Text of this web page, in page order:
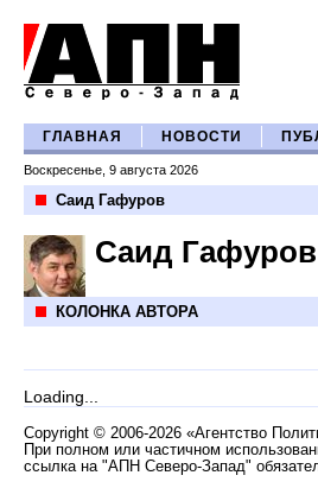
ГЛАВНАЯ НОВОСТИ
Воскресенье, 9 августа 2026
Саид Гафуров
Саид Гафуров
КОЛОНКА АВТОРА
Loading...
Copyright © 2006-2026 «Агентство
При полном или частичном
ссылка на "АПН Северо-Запад"